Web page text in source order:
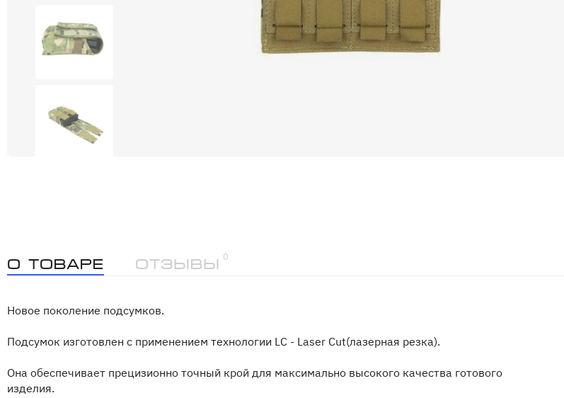
О товаре Отзывы
0
Новое поколение подсумков.
Подсумок изготовлен с применением технологии LC - Laser Cut(лазерная резка).
Она обеспечивает прецизионно точный крой для максимально высокого качества готового
изделия.